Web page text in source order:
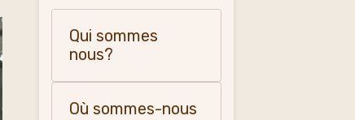
Qui sommes
nous?
Où sommes-nous